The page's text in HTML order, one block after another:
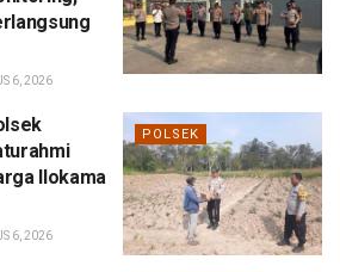
6, 2026
POLSEK
Ilokama
6, 2026